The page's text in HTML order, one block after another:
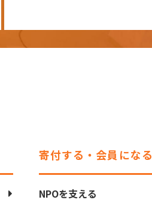
寄付する・会員になる
NPOを支える